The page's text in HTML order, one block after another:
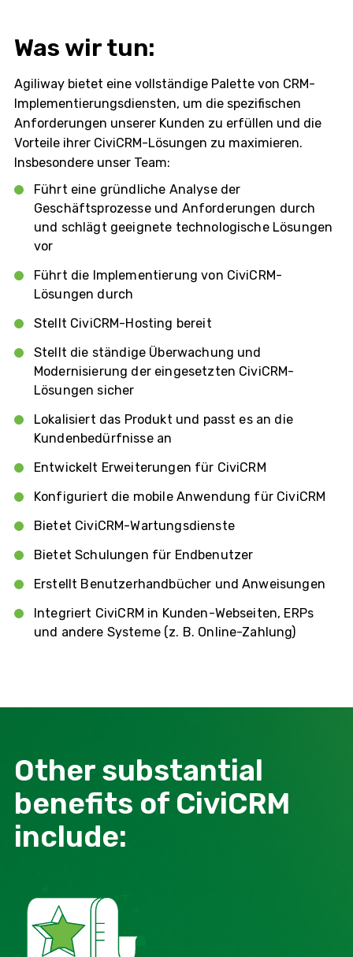
Was wir tun:
Agiliway bietet eine vollständige Palette von CRM-
Implementierungsdiensten, um die spezifischen
Anforderungen unserer Kunden zu erfüllen und die
Vorteile ihrer CiviCRM-Lösungen zu maximieren.
Insbesondere unser Team:
Führt eine gründliche Analyse der
Geschäftsprozesse und Anforderungen durch
und schlägt geeignete technologische Lösungen
vor
Führt die Implementierung von CiviCRM-
Lösungen durch
Stellt CiviCRM-Hosting bereit
Stellt die ständige Überwachung und
Modernisierung der eingesetzten CiviCRM-
Lösungen sicher
Lokalisiert das Produkt und passt es an die
Kundenbedürfnisse an
Entwickelt Erweiterungen für CiviCRM
Konfiguriert die mobile Anwendung für CiviCRM
Bietet CiviCRM-Wartungsdienste
Bietet Schulungen für Endbenutzer
Erstellt Benutzerhandbücher und Anweisungen
Integriert CiviCRM in Kunden-Webseiten, ERPs
und andere Systeme (z. B. Online-Zahlung)
Other substantial
benefits of CiviCRM
include: